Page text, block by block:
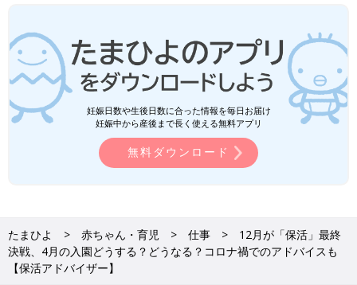
妊娠日数や生後日数に合った情報を毎日お届け
妊娠中から産後まで長く使える無料アプリ
無料ダウンロード
たまひよ 赤ちゃん・育児 仕事
12月が「保活」最終
決戦、4月の入園どうする？どうなる？コロナ禍でのアドバイスも
【保活アドバイザー】